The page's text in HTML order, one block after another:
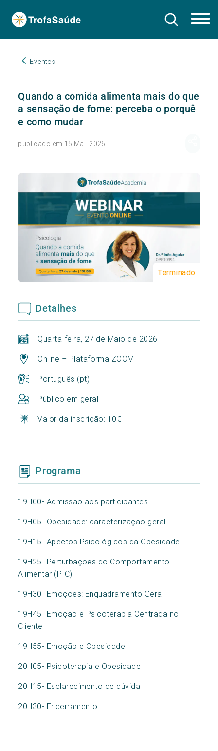
Eventos
Quando a comida alimenta mais do que
a sensação de fome: perceba o porquê
e como mudar
publicado em 15 Mai. 2026
Terminado
Detalhes
Quarta-feira, 27 de Maio de 2026
Online – Plataforma ZOOM
Português (pt)
Público em geral
Valor da inscrição: 10€
Programa
19H00- Admissão aos participantes
19H05- Obesidade: caracterização geral
19H15- Apectos Psicológicos da Obesidade
19H25- Perturbações do Comportamento
Alimentar (PIC)
19H30- Emoções: Enquadramento Geral
19H45- Emoção e Psicoterapia Centrada no
Cliente
19H55- Emoção e Obesidade
20H05- Psicoterapia e Obesidade
20H15- Esclarecimento de dúvida
20H30- Encerramento